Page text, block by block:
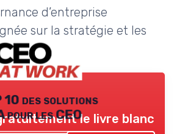
d’entreprise
sur la stratégie et les
10 des solutions
pour les CEOle livre blanc